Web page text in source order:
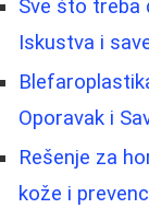
Sve što treba
Iskustva i
Oporavak i
Rešenje za
kože i